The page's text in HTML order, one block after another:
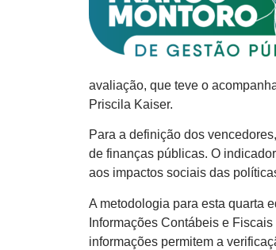
avaliação, que teve o
Priscila Kaiser.
Para a definição dos
de finanças públicas. O
aos impactos sociais das
A metodologia para esta quarta
Informações Contábeis e
informações permitem a